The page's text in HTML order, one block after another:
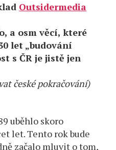
Outsidermedia
a osm věcí, které
let „budování
s ČR je jistě jen
české pokračování)
uběhlo skoro
let. Tento rok bude
začalo mluvit o tom,